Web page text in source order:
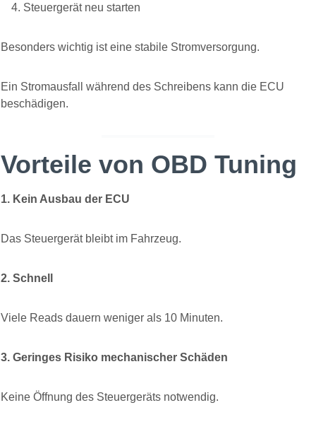
Steuergerät neu starten
Besonders wichtig ist eine stabile Stromversorgung.
Ein Stromausfall während des Schreibens kann die ECU
beschädigen.
Vorteile von OBD Tuning
1. Kein Ausbau der ECU
Das Steuergerät bleibt im Fahrzeug.
2. Schnell
Viele Reads dauern weniger als 10 Minuten.
3. Geringes Risiko mechanischer Schäden
Keine Öffnung des Steuergeräts notwendig.